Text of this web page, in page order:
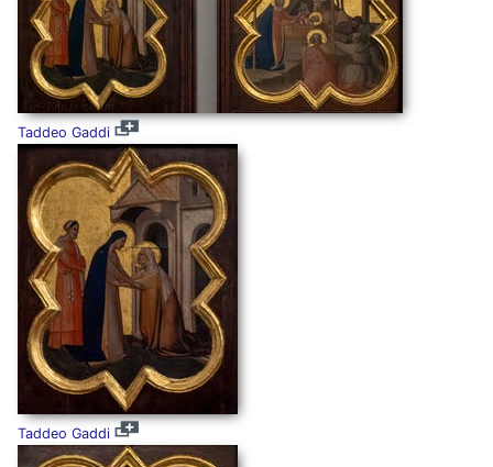
Taddeo Gaddi
Taddeo Gaddi